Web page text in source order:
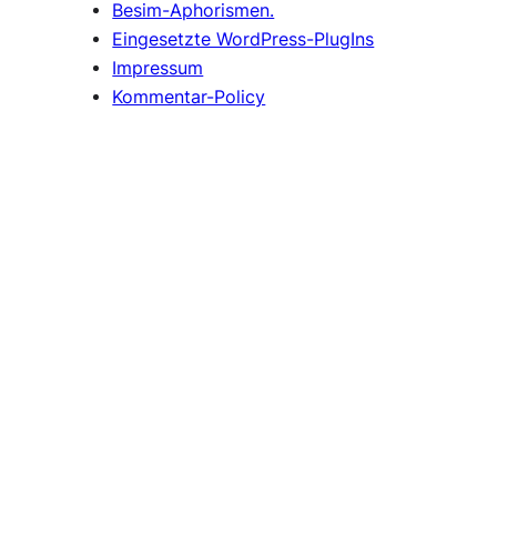
Besim-Aphorismen.
Eingesetzte WordPress-PlugIns
Impressum
Kommentar-Policy